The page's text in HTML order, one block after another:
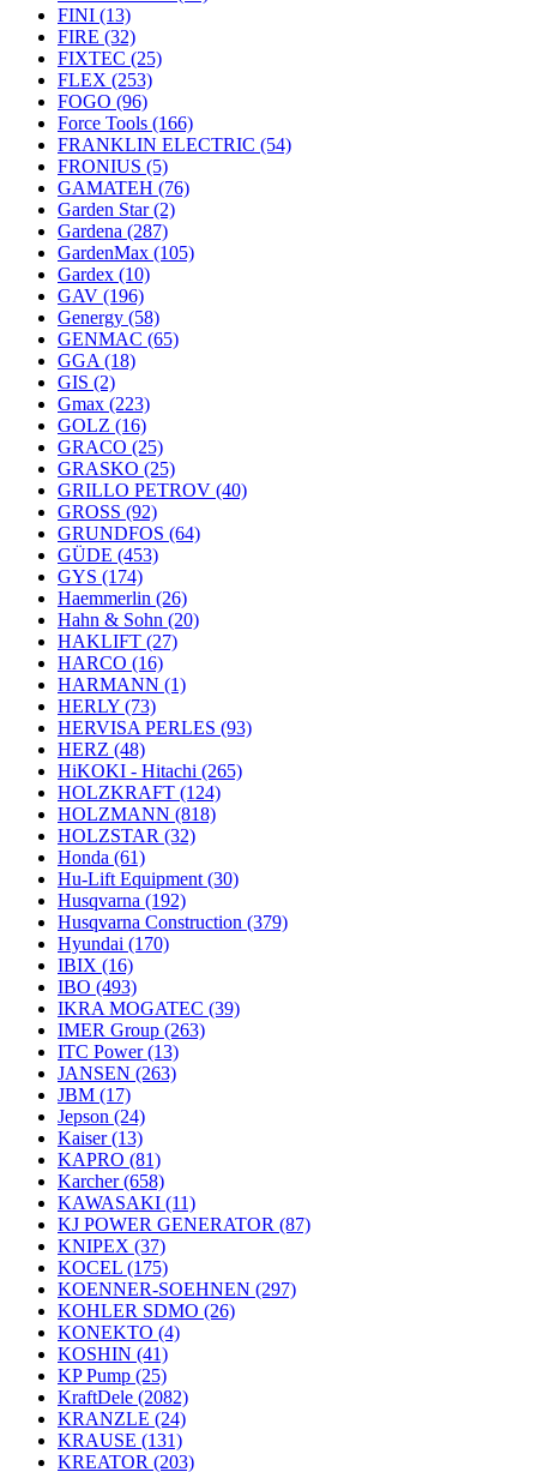
FINI (13)
FIRE (32)
FIXTEC (25)
FLEX (253)
FOGO (96)
Force Tools (166)
FRANKLIN ELECTRIC (54)
FRONIUS (5)
GAMATEH (76)
Garden Star(2)
Gardena (287)
GardenMax (105)
Gardex (10)
GAV (196)
Genergy (58)
GENMAC (65)
GGA (18)
GIS (2)
Gmax (223)
GOLZ (16)
GRACO (25)
GRASKO (25)
GRILLO PETROV (40)
GROSS (92)
GRUNDFOS (64)
GÜDE (453)
GYS (174)
Haemmerlin (26)
Hahn & Sohn (20)
HAKLIFT (27)
HARCO (16)
HARMANN (1)
HERLY (73)
HERVISA PERLES (93)
HERZ (48)
HiKOKI - Hitachi (265)
HOLZKRAFT (124)
HOLZMANN (818)
HOLZSTAR (32)
Honda (61)
Hu-Lift Equipment (30)
Husqvarna (192)
Husqvarna Construction (379)
Hyundai (170)
IBIX (16)
IBO (493)
IKRA MOGATEC (39)
IMER Group (263)
ITC Power(13)
JANSEN (263)
JBM (17)
Jepson (24)
Kaiser(13)
KAPRO (81)
Karcher(658)
KAWASAKI (11)
KJ POWER GENERATOR (87)
KNIPEX (37)
KOCEL (175)
KOENNER-SOEHNEN (297)
KOHLER SDMO (26)
KONEKTO (4)
KOSHIN (41)
KP Pump (25)
KraftDele (2082)
KRANZLE (24)
KRAUSE (131)
KREATOR (203)